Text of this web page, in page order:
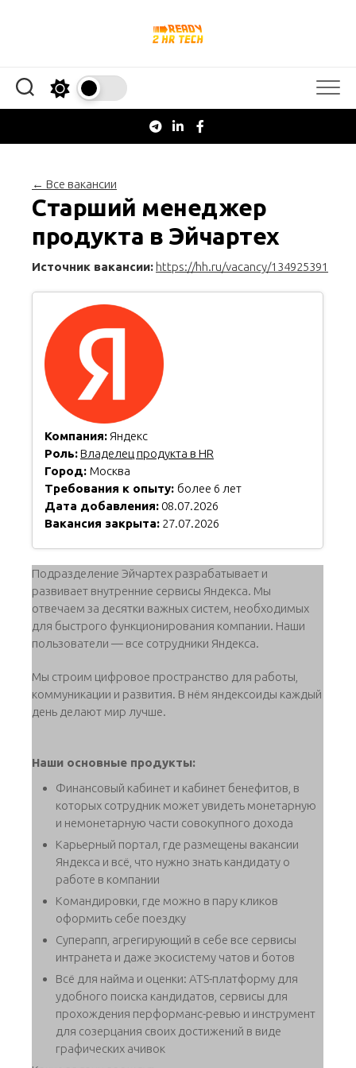
← Все вакансии
Старший менеджер
продукта в Эйчартех
Источник вакансии: https://hh.ru/vacancy/134925391
Компания: Яндекс
Роль:Владелец продукта в HR
Город: Москва
Требования к опыту: более 6 лет
Дата добавления: 08.07.2026
Вакансия закрыта: 27.07.2026
Подразделение Эйчартех разрабатывает и
развивает внутренние сервисы Яндекса. Мы
отвечаем за десятки важных систем, необходимых
для быстрого функционирования компании. Наши
пользователи — все сотрудники Яндекса.
Мы строим цифровое пространство для работы,
коммуникации и развития. В нём яндексоиды каждый
день делают мир лучше.
Наши основные продукты:
Финансовый кабинет и кабинет бенефитов, в
которых сотрудник может увидеть монетарную
и немонетарную части совокупного дохода
Карьерный портал, где размещены вакансии
Яндекса и всё, что нужно знать кандидату о
работе в компании
Командировки, где можно в пару кликов
оформить себе поездку
Суперапп, агрегирующий в себе все сервисы
интранета и даже экосистему чатов и ботов
Всё для найма и оценки: ATS-платформу для
удобного поиска кандидатов, сервисы для
прохождения перформанс-ревью и инструмент
для созерцания своих достижений в виде
графических ачивок